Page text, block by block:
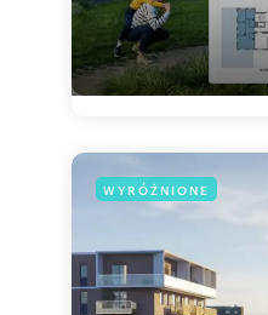
WYRÓŻNIONE